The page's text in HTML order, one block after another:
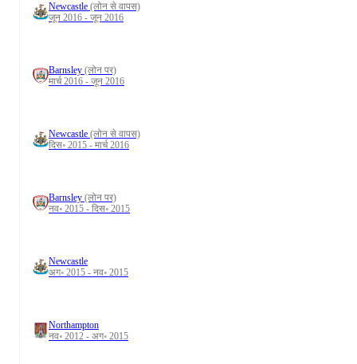
Newcastle (लोन से वापस)
जून 2016 - जून 2016
Barnsley (लोन पर)
मार्च 2016 - जून 2016
Newcastle (लोन से वापस)
दिस॰ 2015 - मार्च 2016
Barnsley (लोन पर)
नव॰ 2015 - दिस॰ 2015
Newcastle
अग॰ 2015 - नव॰ 2015
Northampton
नव॰ 2012 - अग॰ 2015